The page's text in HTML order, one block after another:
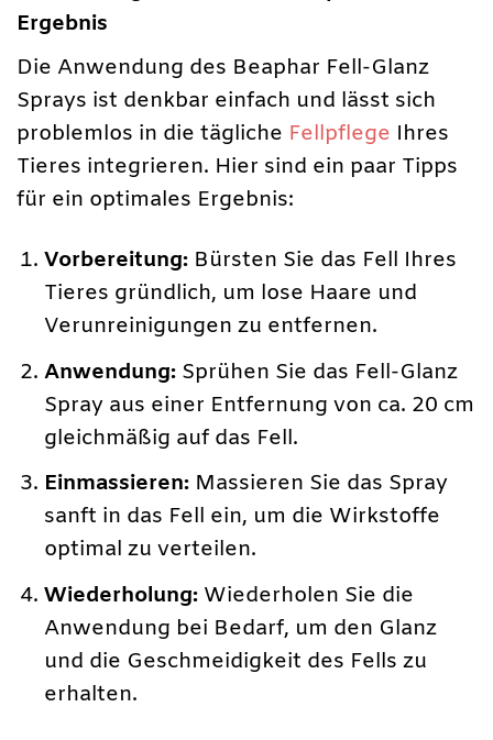
Ergebnis
Die Anwendung des Beaphar Fell-Glanz
Sprays ist denkbar einfach und lässt sich
problemlos in die tägliche Fellpflege Ihres
Tieres integrieren. Hier sind ein paar Tipps
für ein optimales Ergebnis:
Vorbereitung: Bürsten Sie das Fell Ihres
Tieres gründlich, um lose Haare und
Verunreinigungen zu entfernen.
Anwendung: Sprühen Sie das Fell-Glanz
Spray aus einer Entfernung von ca. 20 cm
gleichmäßig auf das Fell.
Einmassieren: Massieren Sie das Spray
sanft in das Fell ein, um die Wirkstoffe
optimal zu verteilen.
Wiederholung: Wiederholen Sie die
Anwendung bei Bedarf, um den Glanz
und die Geschmeidigkeit des Fells zu
erhalten.